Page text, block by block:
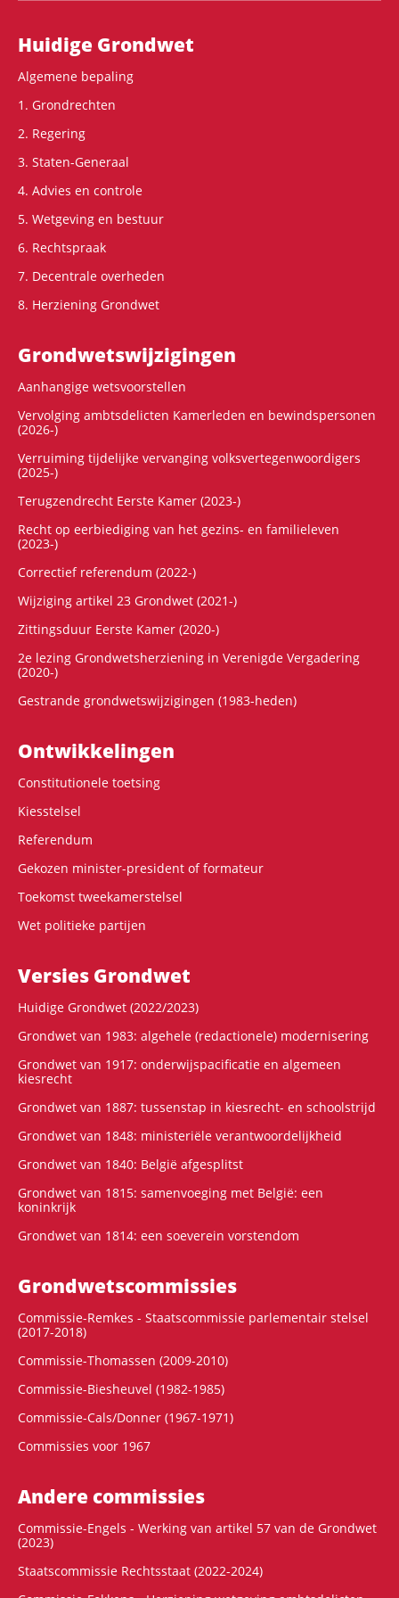
Hoofdnavigatie
Huidige Grondwet
Algemene bepaling
1. Grondrechten
2. Regering
3. Staten-Generaal
4. Advies en controle
5. Wetgeving en bestuur
6. Rechtspraak
7. Decentrale overheden
8. Herziening Grondwet
Grondwets­wijzigingen
Aanhangige wetsvoorstellen
Vervolging ambtsdelicten Kamerleden en bewindspersonen
(2026-)
Verruiming tijdelijke vervanging volksvertegenwoordigers
(2025-)
Terugzendrecht Eerste Kamer (2023-)
Recht op eerbiediging van het gezins- en familieleven
(2023-)
Correctief referendum (2022-)
Wijziging artikel 23 Grondwet (2021-)
Zittingsduur Eerste Kamer (2020-)
2e lezing Grondwetsherziening in Verenigde Vergadering
(2020-)
Gestrande grondwetswijzigingen (1983-heden)
Ontwikke­lingen
Constitutionele toetsing
Kiesstelsel
Referendum
Gekozen minister-president of formateur
Toekomst tweekamerstelsel
Wet politieke partijen
Versies Grondwet
Huidige Grondwet (2022/2023)
Grondwet van 1983: algehele (redactionele) modernisering
Grondwet van 1917: onderwijspacificatie en algemeen
kiesrecht
Grondwet van 1887: tussenstap in kiesrecht- en schoolstrijd
Grondwet van 1848: ministeriële verantwoordelijkheid
Grondwet van 1840: België afgesplitst
Grondwet van 1815: samenvoeging met België: een
koninkrijk
Grondwet van 1814: een soeverein vorstendom
Grondwets­commissies
Commissie-Remkes - Staatscommissie parlementair stelsel
(2017-2018)
Commissie-Thomassen (2009-2010)
Commissie-Biesheuvel (1982-1985)
Commissie-Cals/Donner (1967-1971)
Commissies voor 1967
Andere commissies
Commissie-Engels - Werking van artikel 57 van de Grondwet
(2023)
Staatscommissie Rechtsstaat (2022-2024)